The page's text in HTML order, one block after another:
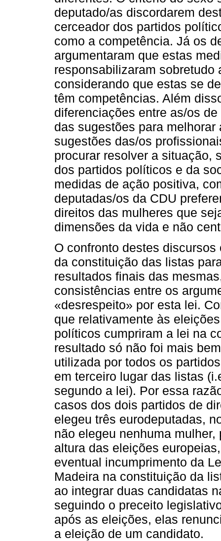
deputado/as discordarem
cerceador dos partidos
como a competência. Já os
argumentaram que estas
responsabilizaram
considerando que estas se
têm competências. Além
diferenciações entre as/os
das sugestões para
sugestões das/os
procurar resolver a situação,
dos partidos políticos e da
medidas de ação positiva,
deputadas/os da CDU
direitos das mulheres que
dimensões da vida e não
O confronto destes
da constituição das listas
resultados finais das
consistências entre os
«desrespeito» por esta lei.
que relativamente às
políticos cumpriram a lei na
resultado só não foi mais
utilizada por todos os
em terceiro lugar das listas
segundo a lei). Por essa
casos dos dois partidos de
elegeu três eurodeputadas,
não elegeu nenhuma
altura das eleições
eventual incumprimento da
Madeira na constituição da
ao integrar duas candidatas
seguindo o preceito
após as eleições, elas
a eleição de um candidato.